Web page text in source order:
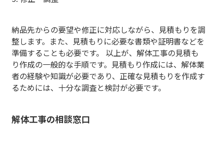
納品先からの要望や修正に対応しながら、見積もりを調
整します。また、見積もりに必要な書類や証明書などを
準備することも必要です。 以上が、解体工事の見積も
り作成の一般的な手順です。見積もり作成には、解体業
者の経験や知識が必要であり、正確な見積もりを作成す
るためには、十分な調査と検討が必要です。
解体工事の相談窓口